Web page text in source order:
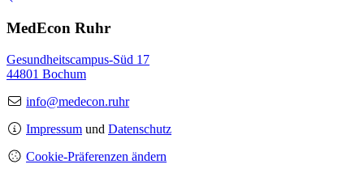
MedEcon Ruhr
Gesundheitscampus-Süd 17
44801 Bochum
info@medecon.ruhr
Impressum und Datenschutz
Cookie-Präferenzen ändern